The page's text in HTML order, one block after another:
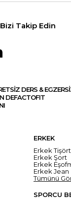
Bizi Takip Edin
DERS &
DEFACTOFIT
ERKEK
Erkek Tişört
Erkek Şort
Erkek
Erkek Jean
Tümünü
SPORCU